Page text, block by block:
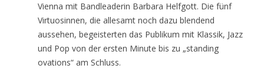
Vienna mit Bandleaderin Barbara Helfgott. Die fünf
Virtuosinnen, die allesamt noch dazu blendend
aussehen, begeisterten das Publikum mit Klassik, Jazz
und Pop von der ersten Minute bis zu „standing
ovations“ am Schluss.